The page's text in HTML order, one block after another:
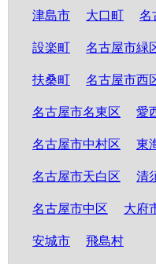
津島市 大口町 名
設楽町 名古屋市緑
扶桑町 名古屋市西
名古屋市名東区 愛
名古屋市中村区 東
名古屋市天白区 清
名古屋市中区 大府
安城市 飛島村